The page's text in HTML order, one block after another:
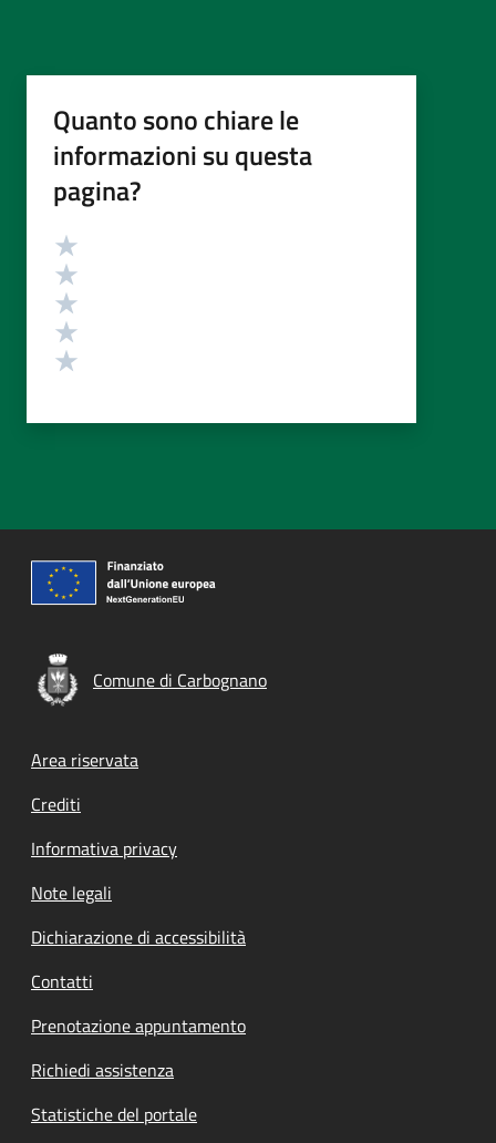
Quanto sono chiare le
informazioni su questa
pagina?
Valutazione
Comune di Carbognano
Footer menu
Area riservata
Crediti
Informativa privacy
Note legali
Dichiarazione di accessibilità
Contatti
Prenotazione appuntamento
Richiedi assistenza
Statistiche del portale